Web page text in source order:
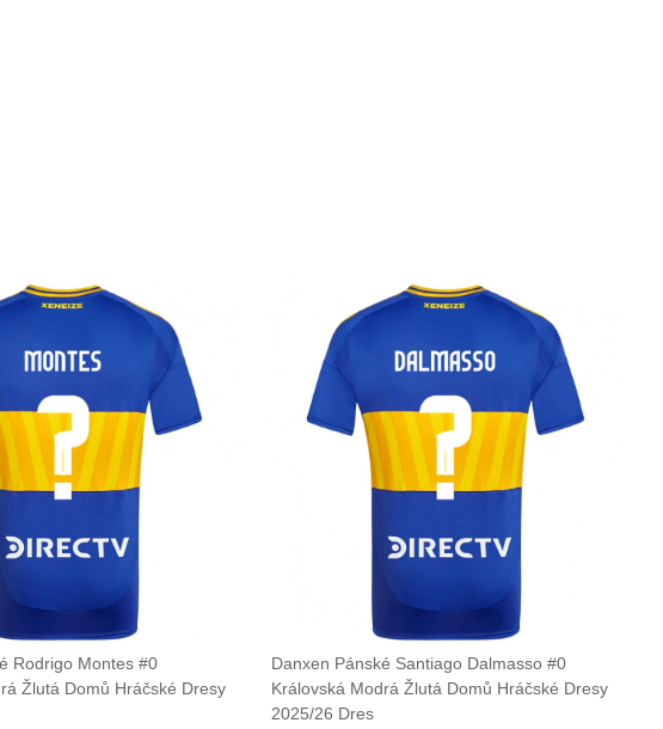
Rodrigo Montes #0
Žlutá Domů Hráčské Dresy
Danxen Pánské Santiago Dalmasso #0
Královská Modrá Žlutá Domů Hráčské Dresy
2025/26 Dres